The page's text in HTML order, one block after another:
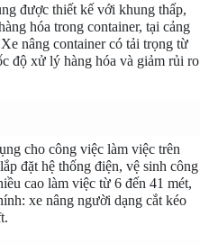
được thiết kế với khung thấp,
hóa trong container, tại cảng
nâng container có tải trọng từ
độ xử lý hàng hóa và giảm rủi ro
cho công việc làm việc trên
đặt hệ thống điện, vệ sinh công
cao làm việc từ 6 đến 41 mét,
xe nâng người dạng cắt kéo